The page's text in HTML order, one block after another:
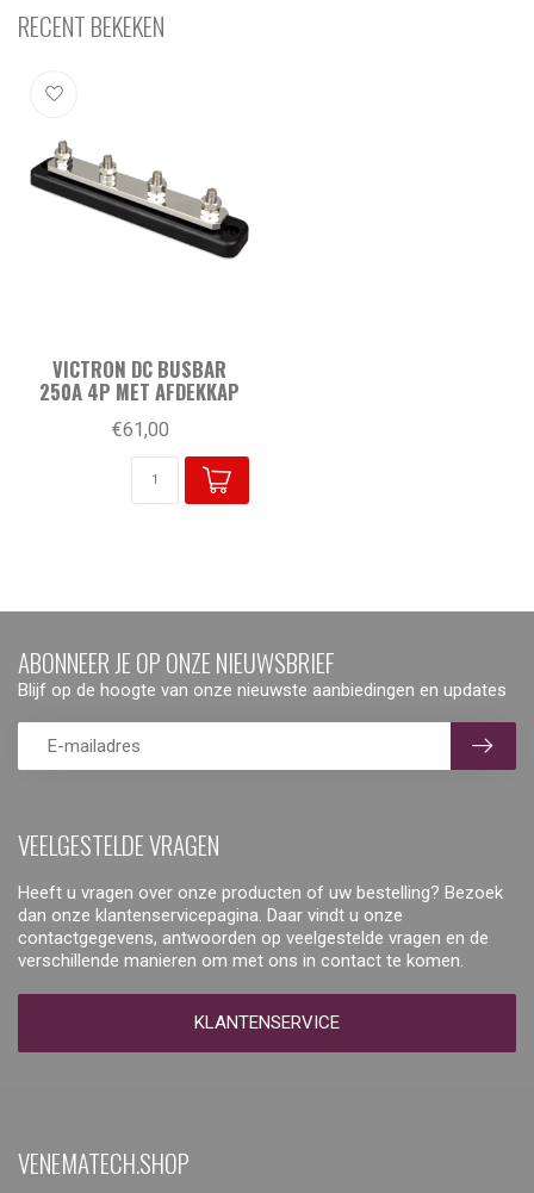
RECENT BEKEKEN
VICTRON DC BUSBAR
250A 4P MET AFDEKKAP
€61,00
VEELGESTELDE VRAGEN
Heeft u vragen over onze producten of uw bestelling? Bezoek
dan onze klantenservicepagina. Daar vindt u onze
contactgegevens, antwoorden op veelgestelde vragen en de
verschillende manieren om met ons in contact te komen.
KLANTENSERVICE
ABONNEER JE OP ONZE NIEUWSBRIEF
Blijf op de hoogte van onze nieuwste aanbiedingen en updates
VENEMATECH.SHOP